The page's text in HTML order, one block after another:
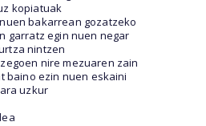
kopiatuak
bakarrean gozatzeko
garratz egin nuen negar
nintzen
nire mezuaren zain
baino ezin nuen eskaini
uzkur